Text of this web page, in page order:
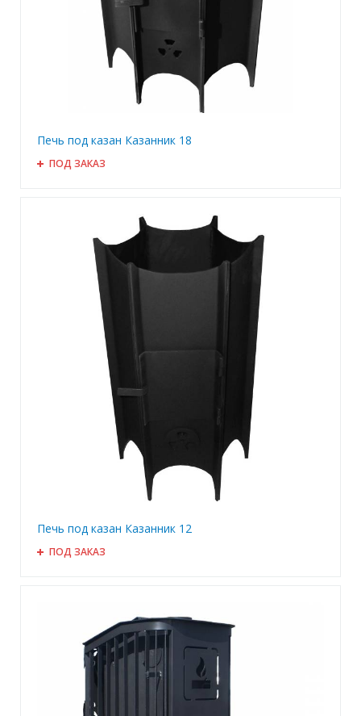
Печь под казан Казанник 18
ПОД ЗАКАЗ
Печь под казан Казанник 12
ПОД ЗАКАЗ